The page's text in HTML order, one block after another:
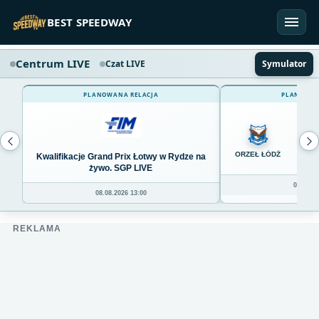
BEST SPEEDWAY
Centrum LIVE Czat LIVE Symulator
PLANOWANA RELACJA
Kwalifikacje Grand Prix Łotwy w Rydze na
żywo. SGP LIVE
08.08.2026 13:00
ORZEŁ ŁÓDŹ
0
REKLAMA